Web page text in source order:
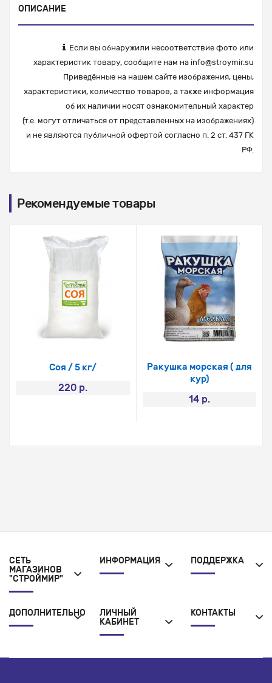
ОПИСАНИЕ
Если вы обнаружили несоответствие фото или
характеристик товару, сообщите нам на info@stroymir.su
Приведённые на нашем сайте изображения, цены,
характеристики, количество товаров, а также информация
об их наличии носят ознакомительный характер
(т.е. могут отличаться от представленных на изображениях)
и не являются публичной офертой согласно п. 2 ст. 437 ГК
РФ.
Рекомендуемые товары
Соя / 5 кг/
220 р.
Ракушка морская ( для
кур)
14 р.
СЕТЬ
МАГАЗИНОВ
"СТРОЙМИР"
ИНФОРМАЦИЯ ПОДДЕРЖКА
ДОПОЛНИТЕЛЬНО
ЛИЧНЫЙ
КАБИНЕТ
КОНТАКТЫ